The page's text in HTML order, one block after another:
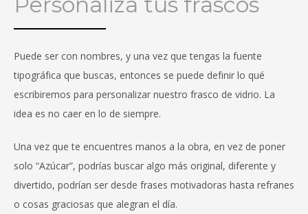
Puede ser con nombres, y una vez que tengas la fuente
tipográfica que buscas, entonces se puede definir lo qué
escribiremos para personalizar nuestro frasco de vidrio. La
idea es no caer en lo de siempre.
Una vez que te encuentres manos a la obra, en vez de poner
solo “Azúcar”, podrías buscar algo más original, diferente y
divertido, podrían ser desde frases motivadoras hasta refranes
o cosas graciosas que alegran el día.